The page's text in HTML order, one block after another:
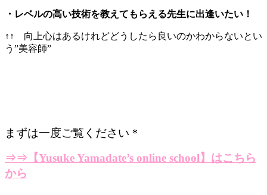
・レベルの高い技術を教えてもらえる先生に出逢いたい！
↑↑ 向上心はあるけれどどうしたら良いのかわからないとい
う”美容師”
まずは一度ご覧ください＊
⇒⇒ 【Yusuke Yamadate’s online school】はこちら
から